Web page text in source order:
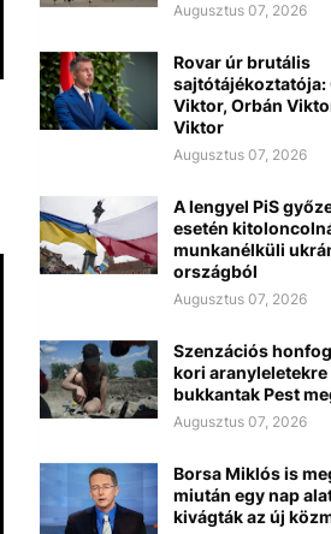
Augusztus 07, 2026
Rovar úr brutális
sajtótájékoztatója:
Viktor, Orbán
Viktor
Augusztus 07, 2026
A lengyel PiS
esetén
munkanélküli
országból
Augusztus 07, 2026
Szenzációs
kori aranyleletekre
bukkantak Pest
Augusztus 07, 2026
Borsa Miklós is
miután egy nap
kivágták az új